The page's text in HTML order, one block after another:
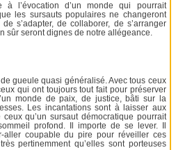
à l’évocation d’un monde qui pourrait
les sursauts populaires ne changeront
s’adapter, de collaborer, de s’arranger
sûr seront dignes de notre allégeance.
gueule quasi généralisé. Avec tous ceux
qui ont toujours tout fait pour préserver
monde de paix, de justice, bâti sur la
Les incantations sont à laisser aux
qu’un sursaut démocratique pourrait
profond. Il importe de se lever. Il
aller coupable du pire pour réveiller ces
pertinemment qu’elles sont porteuses